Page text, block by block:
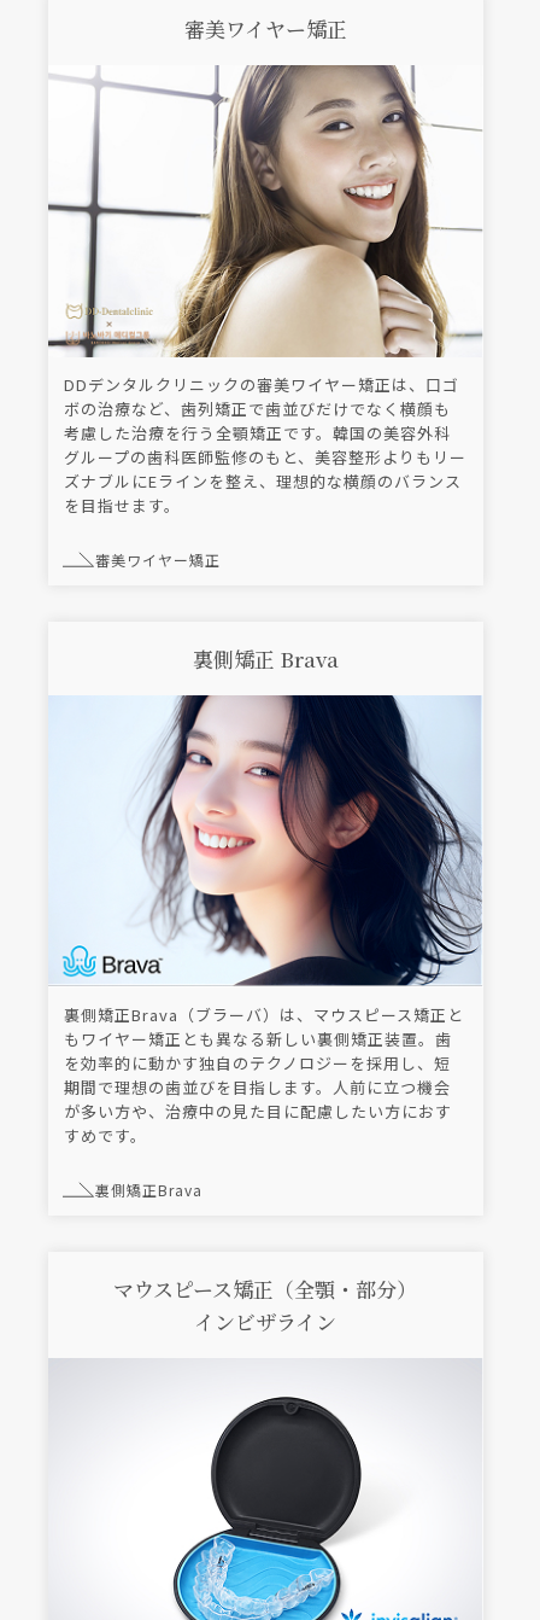
審美ワイヤー矯正
DDデンタルクリニックの審美ワイヤー矯正は、口ゴ
ボの治療など、歯列矯正で歯並びだけでなく横顔も
考慮した治療を行う全顎矯正です。韓国の美容外科
グループの歯科医師監修のもと、美容整形よりもリー
ズナブルにEラインを整え、理想的な横顔のバランス
を目指せます。
審美ワイヤー矯正
裏側矯正 Brava
裏側矯正Brava（ブラーバ）は、マウスピース矯正と
もワイヤー矯正とも異なる新しい裏側矯正装置。歯
を効率的に動かす独自のテクノロジーを採用し、短
期間で理想の歯並びを目指します。人前に立つ機会
が多い方や、治療中の見た目に配慮したい方におす
すめです。
裏側矯正Brava
マウスピース矯正（全顎・部分）
インビザライン